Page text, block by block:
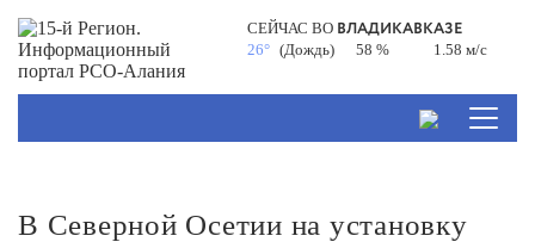
СЕЙЧАС ВО ВЛАДИКАВКАЗЕ
26° (Дождь) 58 % 1.58 м/с
В Северной Осетии на установку